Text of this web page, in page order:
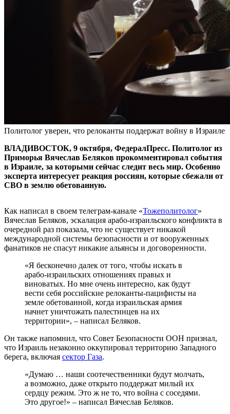
Политолог уверен, что релоканты поддержат войну в Израиле
ВЛАДИВОСТОК, 9 октября, ФедералПресс. Политолог из
Приморья Вячеслав Беляков прокомментировал события
в Израиле, за которыми сейчас следит весь мир. Особенно
эксперта интересует реакция россиян, которые сбежали от
СВО в землю обетованную.
Как написал в своем телеграм-канале «Тожеполитолог»
Вячеслав Беляков, эскалация арабо-израильского конфликта в
очередной раз показала, что не существует никакой
международной системы безопасности и от вооруженных
фанатиков не спасут никакие альянсы и договоренности.
«Я бесконечно далек от того, чтобы искать в
арабо-израильских отношениях правых и
виноватых. Но мне очень интересно, как будут
вести себя российские релоканты-пацифисты на
земле обетованной, когда израильская армия
начнет уничтожать палестинцев на их
территории», – написал Беляков.
Он также напомнил, что Совет Безопасности ООН признал,
что Израиль незаконно оккупировал территорию Западного
берега, включая сектор Газа.
«Думаю … наши соотечественники будут молчать,
а возможно, даже открыто поддержат милый их
сердцу режим. Это ж не то, что война с соседями.
Это другое!» – написал Вячеслав Беляков.